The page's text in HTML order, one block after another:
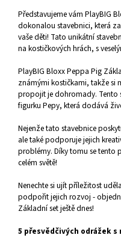
Představujeme vám PlayBIG
dokonalou stavebnici, která
vaše děti! Tato unikátní
na kostičkových hrách, s
PlayBIG Bloxx Peppa Pig
známými kostičkami, takže si
propojit je dohromady. Tento
figurku Pepy, která dodává
Nejenže tato stavebnice
ale také podporuje jejich
problémy. Díky tomu se
celém světě!
Nenechte si ujít příležitost
podpořit jejich rozvoj -
Základní set ještě dnes!
5 přesvědčivých odrážek